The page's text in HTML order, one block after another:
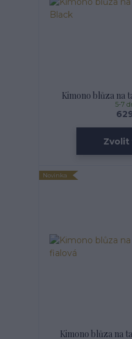
Kimono blůza na
5-7
Zvolit
Novinka
Kimono blůza na